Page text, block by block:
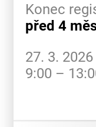
Konec
před 4
27. 3. 2026
9:00 –